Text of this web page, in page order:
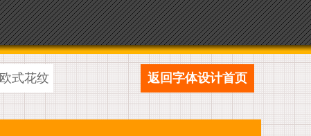
欧式花纹 返回字体设计首页